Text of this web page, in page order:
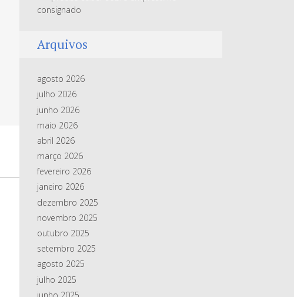
consignado
Arquivos
agosto 2026
julho 2026
junho 2026
maio 2026
abril 2026
março 2026
fevereiro 2026
janeiro 2026
dezembro 2025
novembro 2025
outubro 2025
setembro 2025
agosto 2025
julho 2025